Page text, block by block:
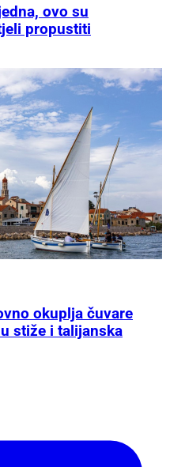
ovo su
propustiti
okuplja čuvare
stiže i talijanska